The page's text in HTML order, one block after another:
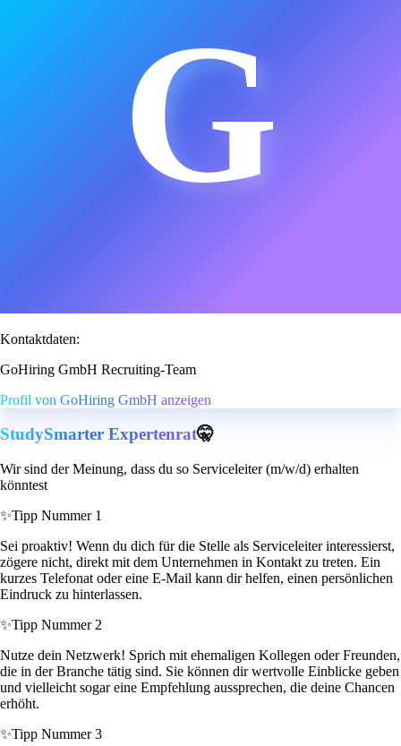
G
Kontaktdaten:
GoHiring GmbH Recruiting-Team
Profil von GoHiring GmbH anzeigen
StudySmarter Expertenrat🤫
Wir sind der Meinung, dass du so Serviceleiter (m/w/d) erhalten
könntest
✨Tipp Nummer 1
Sei proaktiv! Wenn du dich für die Stelle als Serviceleiter interessierst,
zögere nicht, direkt mit dem Unternehmen in Kontakt zu treten. Ein
kurzes Telefonat oder eine E-Mail kann dir helfen, einen persönlichen
Eindruck zu hinterlassen.
✨Tipp Nummer 2
Nutze dein Netzwerk! Sprich mit ehemaligen Kollegen oder Freunden,
die in der Branche tätig sind. Sie können dir wertvolle Einblicke geben
und vielleicht sogar eine Empfehlung aussprechen, die deine Chancen
erhöht.
✨Tipp Nummer 3